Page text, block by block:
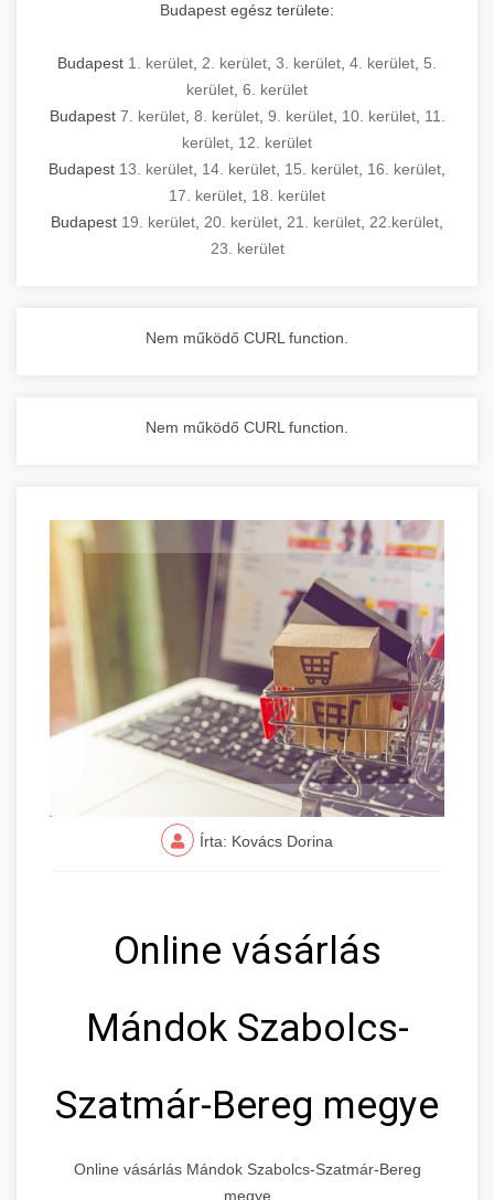
Budapest egész területe:
Budapest 1. kerület 2. kerület 3. kerület 4. kerület 5.
kerület 6. kerület
Budapest 7. kerület, 8. kerület, 9. kerület, 10. kerület, 11.
kerület 12. kerület
Budapest 13. kerület 14. kerület 15. kerület 16. kerület
17. kerület 18. kerület
Budapest 19. kerület 20. kerület 21. kerület 22.kerület
23. kerület
Nem működő CURL function.
Nem működő CURL function.
Írta: Kovács Dorina
Online vásárlás
Mándok Szabolcs-
Szatmár-Bereg megye
Online vásárlás Mándok Szabolcs-Szatmár-Bereg
megye